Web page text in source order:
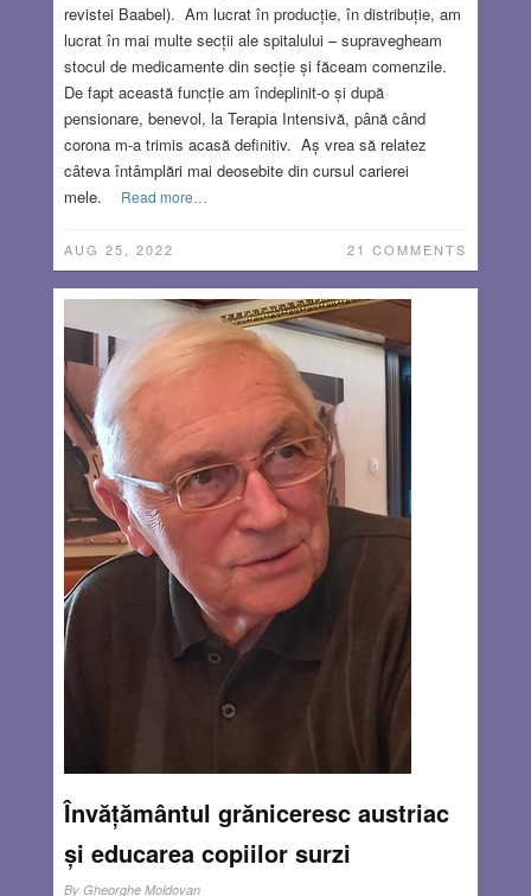
revistei Baabel). Am lucrat în producție, în distribuție, am
lucrat în mai multe secții ale spitalului – supravegheam
stocul de medicamente din secție și făceam comenzile.
De fapt această funcție am îndeplinit-o și după
pensionare, benevol, la Terapia Intensivă, până când
corona m-a trimis acasă definitiv. Aș vrea să relatez
câteva întâmplări mai deosebite din cursul carierei
mele.
Read more…
AUG 25, 2022 21 COMMENTS
Învățământul grăniceresc austriac
și educarea copiilor surzi
By Gheorghe Moldovan